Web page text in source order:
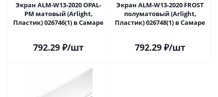
Экран ALM-W13-2020 OPAL-
PM матовый (Arlight,
Пластик) 026746(1) в Самаре
792.29 ₽/шт
Экран ALM-W13-2020 FROST
полуматовый (Arlight,
Пластик) 026748(1) в Самаре
792.29 ₽/шт